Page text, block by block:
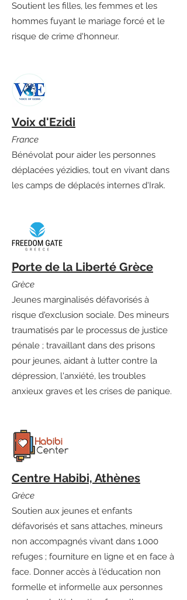
Soutient les filles, les femmes et les
hommes fuyant le mariage forcé et le
risque de crime d'honneur.
Voix d'Ezidi
France
Bénévolat pour aider les personnes
déplacées yézidies, tout en vivant dans
les camps de déplacés internes d'Irak.
Porte de la Liberté Grèce
Grèce
Jeunes marginalisés défavorisés à
risque d'exclusion sociale. Des mineurs
traumatisés par le processus de justice
pénale ; travaillant dans des prisons
pour jeunes, aidant à lutter contre la
dépression, l'anxiété, les troubles
anxieux graves et les crises de panique.
Centre Habibi, Athènes
Grèce
Soutien aux jeunes et enfants
défavorisés et sans attaches, mineurs
non accompagnés vivant dans 1.000
refuges ; fourniture en ligne et en face à
face. Donner accès à l'éducation non
formelle et informelle aux personnes